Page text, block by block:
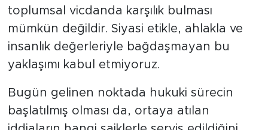
toplumsal vicdanda karşılık bulması
mümkün değildir. Siyasi etikle, ahlakla ve
insanlık değerleriyle bağdaşmayan bu
yaklaşımı kabul etmiyoruz.
Bugün gelinen noktada hukuki sürecin
başlatılmış olması da, ortaya atılan